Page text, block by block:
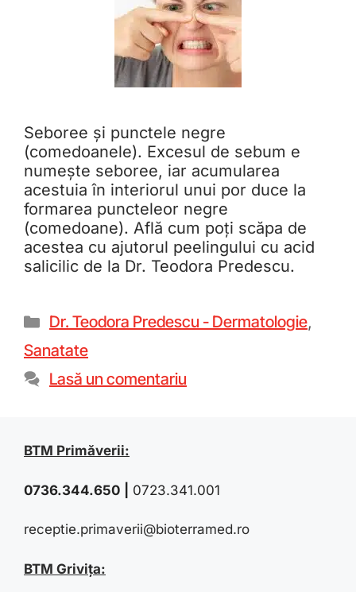
Seboree și punctele negre
(comedoanele). Excesul de sebum e
numește seboree, iar acumularea
acestuia în interiorul unui por duce la
formarea puncteleor negre
(comedoane). Află cum poți scăpa de
acestea cu ajutorul peelingului cu acid
salicilic de la Dr. Teodora Predescu.
Dr. Teodora Predescu - Dermatologie,
Sanatate
Lasă un comentariu
BTM Primăverii:
0736.344.650 0723.341.001
receptie.primaverii@bioterramed.ro
BTM Grivița: